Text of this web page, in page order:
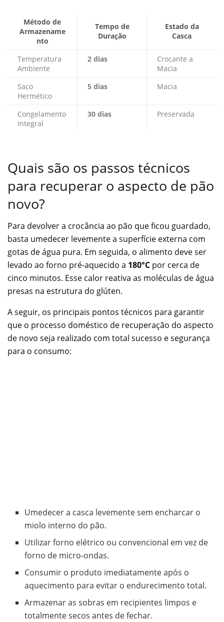
Método de
Armazename
nto
Tempo de
Duração
Estado da
Casca
Temperatura
Ambiente
2 dias
Crocante a
Macia
Saco
Hermético
5 dias Macia
Congelamento
Integral
30 dias Preservada
Quais são os passos técnicos
para recuperar o aspecto de pão
novo?
Para devolver a crocância ao pão que ficou guardado,
basta umedecer levemente a superfície externa com
gotas de água pura. Em seguida, o alimento deve ser
levado ao forno pré-aquecido a 180°C por cerca de
cinco minutos. Esse calor reativa as moléculas de água
presas na estrutura do glúten.
A seguir, os principais pontos técnicos para garantir
que o processo doméstico de recuperação do aspecto
de novo seja realizado com total sucesso e segurança
para o consumo:
Umedecer a casca levemente sem encharcar o
miolo interno do pão.
Utilizar forno elétrico ou convencional em vez de
forno de micro-ondas.
Consumir o produto imediatamente após o
aquecimento para evitar o endurecimento total.
Armazenar as sobras em recipientes limpos e
totalmente secos antes de fechar.